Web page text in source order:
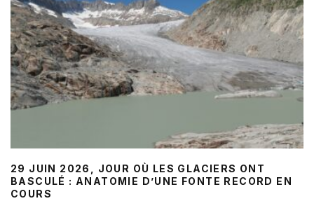
29 JUIN 2026, JOUR OÙ LES GLACIERS ONT
BASCULÉ : ANATOMIE D’UNE FONTE RECORD EN
COURS